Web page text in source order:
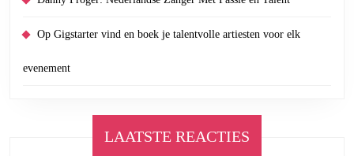
Op Gigstarter vind en boek je talentvolle artiesten voor elk
evenement
LAATSTE REACTIES